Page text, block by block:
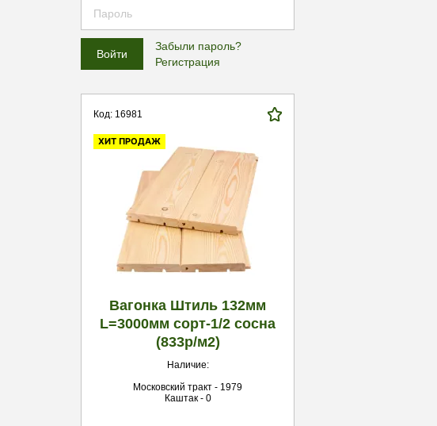
Забыли пароль?
Регистрация
Код: 16981
ХИТ ПРОДАЖ
Вагонка Штиль 132мм
L=3000мм сорт-1/2 сосна
(833р/м2)
Наличие:
Московский тракт - 1979
Каштак - 0